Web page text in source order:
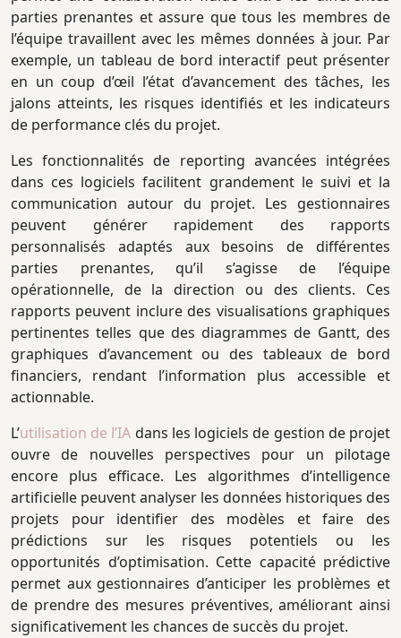
parties prenantes et assure que tous les membres de
l’équipe travaillent avec les mêmes données à jour. Par
exemple, un tableau de bord interactif peut présenter
en un coup d’œil l’état d’avancement des tâches, les
jalons atteints, les risques identifiés et les indicateurs
de performance clés du projet.
Les fonctionnalités de reporting avancées intégrées
dans ces logiciels facilitent grandement le suivi et la
communication autour du projet. Les gestionnaires
peuvent générer rapidement des rapports
personnalisés adaptés aux besoins de différentes
parties prenantes, qu’il s’agisse de l’équipe
opérationnelle, de la direction ou des clients. Ces
rapports peuvent inclure des visualisations graphiques
pertinentes telles que des diagrammes de Gantt, des
graphiques d’avancement ou des tableaux de bord
financiers, rendant l’information plus accessible et
actionnable.
L’utilisation de l’IA dans les logiciels de gestion de projet
ouvre de nouvelles perspectives pour un pilotage
encore plus efficace. Les algorithmes d’intelligence
artificielle peuvent analyser les données historiques des
projets pour identifier des modèles et faire des
prédictions sur les risques potentiels ou les
opportunités d’optimisation. Cette capacité prédictive
permet aux gestionnaires d’anticiper les problèmes et
de prendre des mesures préventives, améliorant ainsi
significativement les chances de succès du projet.